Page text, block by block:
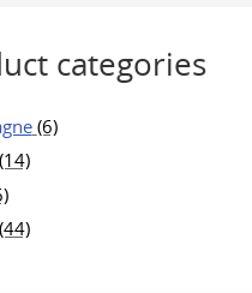
categories
(6)
(14)
(44)